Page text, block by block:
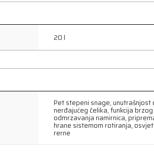
20 l
Pet stepeni snage, unutrašnjost
nerđajućeg čelika, funkcija brzog
odmrzavanja namirnica,
hrane sistemom rotiranja,
rerne